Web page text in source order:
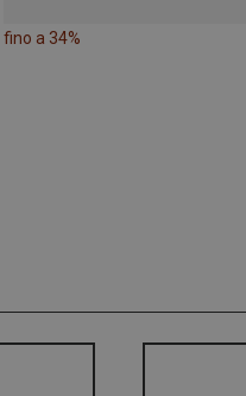
fino a 34%